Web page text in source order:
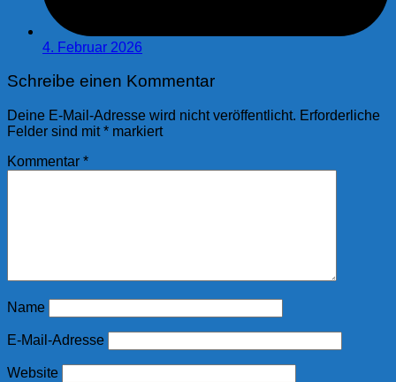
4. Februar 2026
Schreibe einen Kommentar
Deine E-Mail-Adresse wird nicht veröffentlicht. Erforderliche
Felder sind mit* markiert
Kommentar *
Name
E-Mail-Adresse
Website